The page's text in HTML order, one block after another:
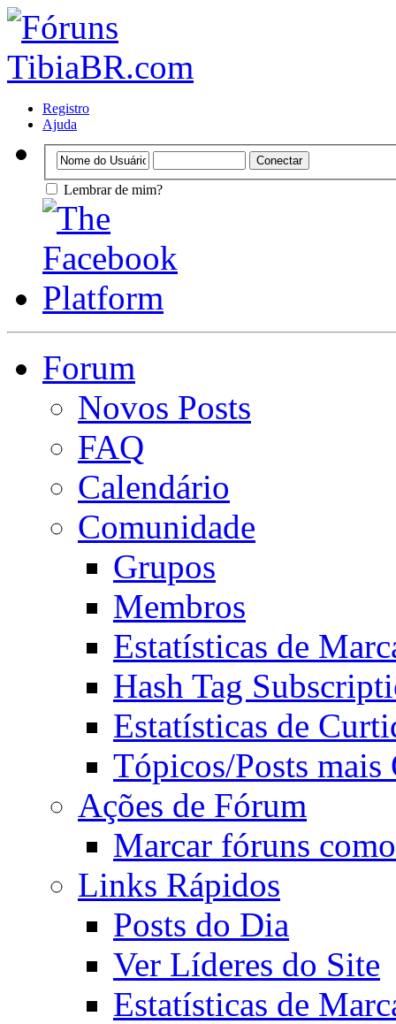
Registro
Ajuda
Lembrar de mim?
Forum
Novos Posts
FAQ
Calendário
Comunidade
Grupos
Membros
Estatísticas de
Hash Tag
Estatísticas de
Tópicos/Posts mais
Ações de Fórum
Marcar fóruns
Links Rápidos
Posts do Dia
Ver Líderes do Site
Estatísticas de